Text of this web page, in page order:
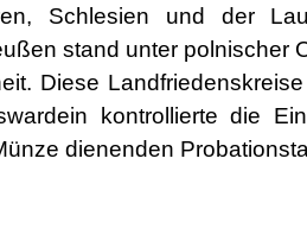
Schlesien und der
stand unter
Diese
kontrollierte die
dienenden